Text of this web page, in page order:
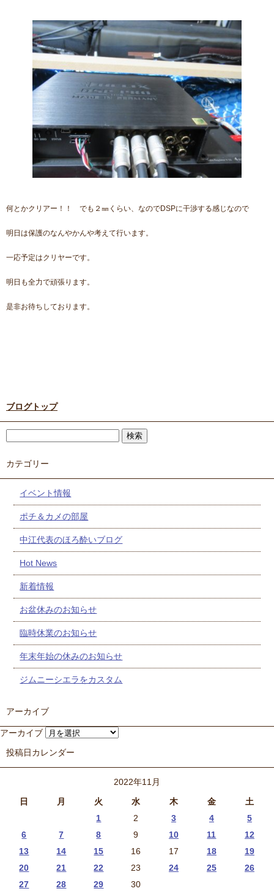
何とかクリアー！！ でも２㎜くらい、なのでDSPに干渉する感じなので
明日は保護のなんやかんや考えて行います。
一応予定はクリヤーです。
明日も全力で頑張ります。
是非お待ちしております。
ブログトップ
カテゴリー
イベント情報
ポチ＆カメの部屋
中江代表のほろ酔いブログ
Hot News
新着情報
お盆休みのお知らせ
臨時休業のお知らせ
年末年始の休みのお知らせ
ジムニーシエラをカスタム
アーカイブ
アーカイブ
投稿日カレンダー
2022年11月
日
月 火 水 木 金 土
1 2 3 4
5
6
7 8 9 10 11
12
13
14 15 16 17 18
19
20
21 22 23 24 25
26
27
28 29 30